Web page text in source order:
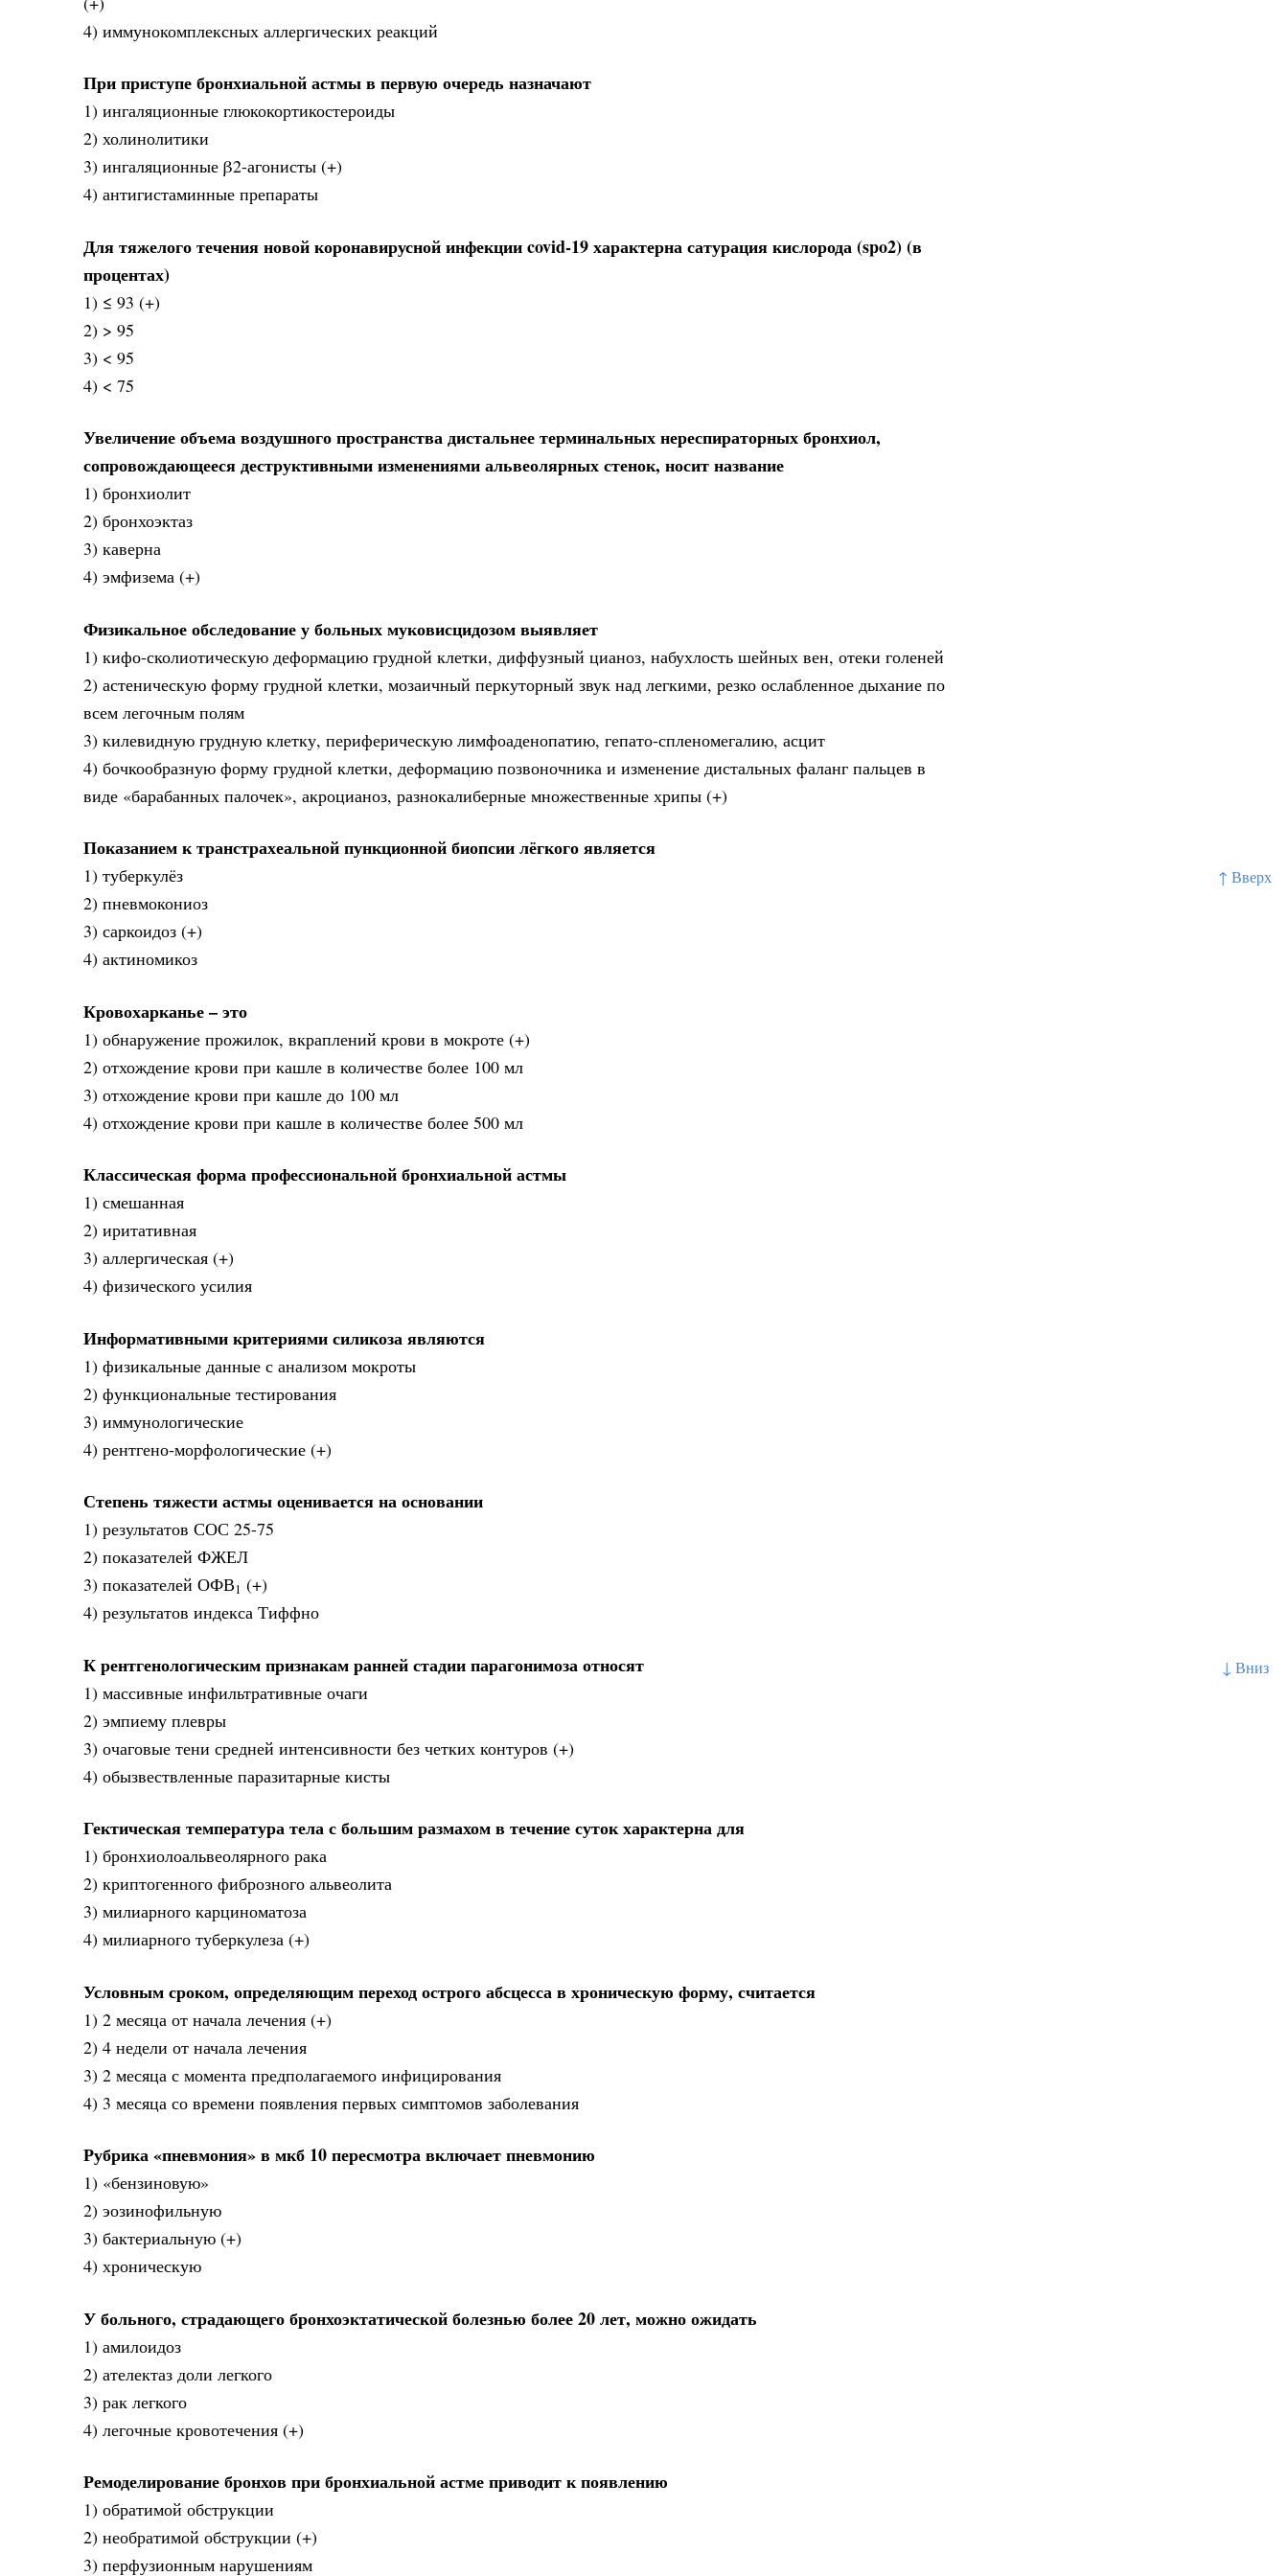
↑ Вверх
↓ Вниз
4) иммунокомплексных аллергических реакций
При приступе бронхиальной астмы в первую очередь назначают
1) ингаляционные глюкокортикостероиды
2) холинолитики
3) ингаляционные β2-агонисты (+)
4) антигистаминные препараты
Для тяжелого течения новой коронавирусной инфекции covid-19 характерна сатурация кислорода (spo2) (в
процентах)
1) ≤ 93 (+)
2) > 95
3) < 95
4) < 75
Увеличение объема воздушного пространства дистальнее терминальных нереспираторных бронхиол,
сопровождающееся деструктивными изменениями альвеолярных стенок, носит название
1) бронхиолит
2) бронхоэктаз
3) каверна
4) эмфизема (+)
Физикальное обследование у больных муковисцидозом выявляет
1) кифо-сколиотическую деформацию грудной клетки, диффузный цианоз, набухлость шейных вен, отеки голеней
2) астеническую форму грудной клетки, мозаичный перкуторный звук над легкими, резко ослабленное дыхание по
всем легочным полям
3) килевидную грудную клетку, периферическую лимфоаденопатию, гепато-спленомегалию, асцит
4) бочкообразную форму грудной клетки, деформацию позвоночника и изменение дистальных фаланг пальцев в
виде «барабанных палочек», акроцианоз, разнокалиберные множественные хрипы (+)
Показанием к транстрахеальной пункционной биопсии лёгкого является
1) туберкулёз
2) пневмокониоз
3) саркоидоз (+)
4) актиномикоз
Кровохарканье – это
1) обнаружение прожилок, вкраплений крови в мокроте (+)
2) отхождение крови при кашле в количестве более 100 мл
3) отхождение крови при кашле до 100 мл
4) отхождение крови при кашле в количестве более 500 мл
Классическая форма профессиональной бронхиальной астмы
1) смешанная
2) иритативная
3) аллергическая (+)
4) физического усилия
Информативными критериями силикоза являются
1) физикальные данные с анализом мокроты
2) функциональные тестирования
3) иммунологические
4) рентгено-морфологические (+)
Степень тяжести астмы оценивается на основании
1) результатов СОС 25-75
2) показателей ФЖЕЛ
3) показателей ОФВ1 (+)
4) результатов индекса Тиффно
К рентгенологическим признакам ранней стадии парагонимоза относят
1) массивные инфильтративные очаги
2) эмпиему плевры
3) очаговые тени средней интенсивности без четких контуров (+)
4) обызвествленные паразитарные кисты
Гектическая температура тела с большим размахом в течение суток характерна для
1) бронхиолоальвеолярного рака
2) криптогенного фиброзного альвеолита
3) милиарного карциноматоза
4) милиарного туберкулеза (+)
Условным сроком, определяющим переход острого абсцесса в хроническую форму, считается
1) 2 месяца от начала лечения (+)
2) 4 недели от начала лечения
3) 2 месяца с момента предполагаемого инфицирования
4) 3 месяца со времени появления первых симптомов заболевания
Рубрика «пневмония» в мкб 10 пересмотра включает пневмонию
1) «бензиновую»
2) эозинофильную
3) бактериальную (+)
4) хроническую
У больного, страдающего бронхоэктатической болезнью более 20 лет, можно ожидать
1) амилоидоз
2) ателектаз доли легкого
3) рак легкого
4) легочные кровотечения (+)
Ремоделирование бронхов при бронхиальной астме приводит к появлению
1) обратимой обструкции
2) необратимой обструкции (+)
3) перфузионным нарушениям